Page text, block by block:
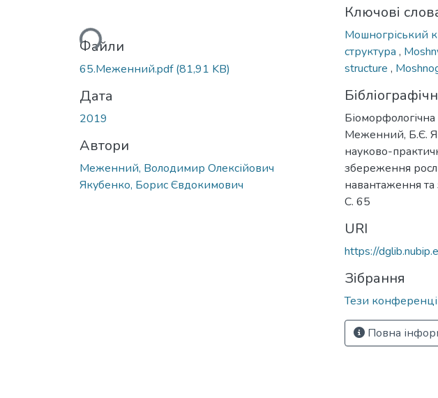
Вантажиться...Файли
65.Меженний.pdf(81,91 KB)
Дата
2019
Автори
Меженний, Володимир Олексійович
Якубенко, Борис Євдокимович
Ключові
Мошногріський
структура ,
structure ,
Меженний, Б.Є.
науково-
збереження
навантаження
C. 65
URI
https://
Зібрання
Тези
Повна